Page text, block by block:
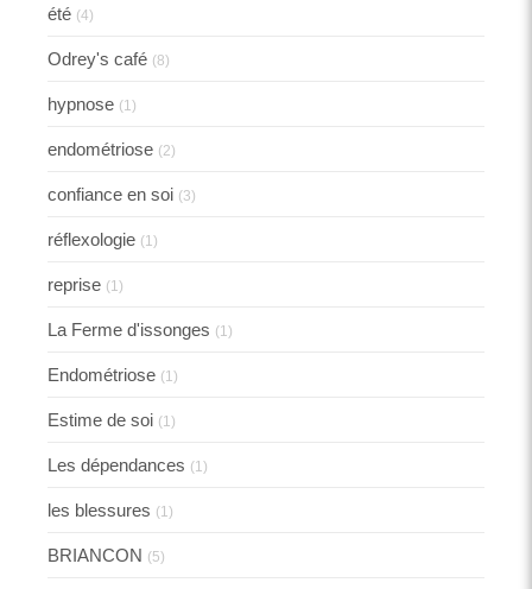
été (4)
Odrey's café (8)
hypnose (1)
endométriose (2)
confiance en soi (3)
réflexologie (1)
reprise (1)
La Ferme d'issonges (1)
Endométriose (1)
Estime de soi (1)
Les dépendances (1)
les blessures (1)
BRIANCON (5)